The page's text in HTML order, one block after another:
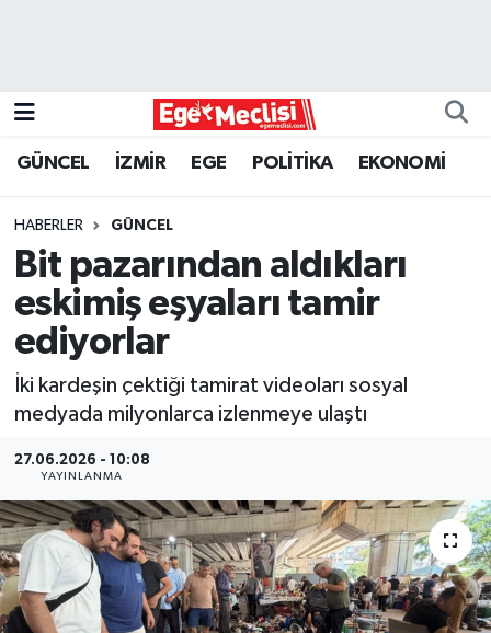
GÜNCEL İZMİR EGE POLİTİKA EKONOMİ
HABERLER GÜNCEL
Bit pazarından aldıkları
eskimiş eşyaları tamir
ediyorlar
İki kardeşin çektiği tamirat videoları sosyal
medyada milyonlarca izlenmeye ulaştı
27.06.2026 - 10:08
YAYINLANMA
GÜNCEL
ÖZEL HABER
POLİTİKA
Programlar
SPOR
YAŞAM